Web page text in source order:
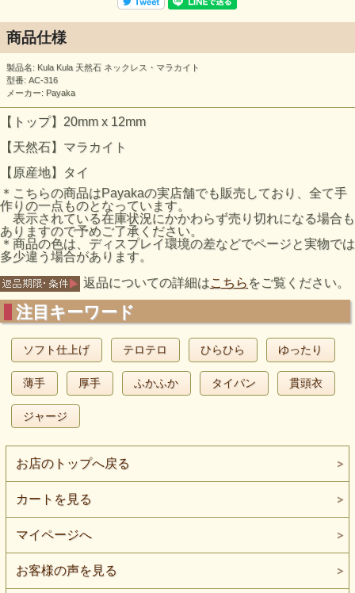
商品仕様
製品名: Kula Kula 天然石 ネックレス・マラカイト
型番: AC-316
メーカー: Payaka
【トップ】20mm x 12mm
【天然石】マラカイト
【原産地】タイ
＊こちらの商品はPayakaの実店舗でも販売しており、全て手
作りの一点ものとなっています。
表示されている在庫状況にかかわらず売り切れになる場合も
ありますので予めご了承ください。
＊商品の色は、ディスプレイ環境の差などでページと実物では
多少違う場合があります。
返品についての詳細はこちら をご覧ください。
注目キーワード
ソフト仕上げ テロテロ ひらひら ゆったり
薄手 厚手 ふかふか タイパン 貫頭衣
ジャージ
お店のトップへ戻る
カートを見る
マイページへ
お客様の声を見る